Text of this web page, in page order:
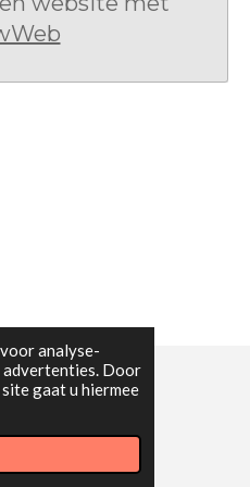
analyse-
advertenties. Door
gaat u hiermee